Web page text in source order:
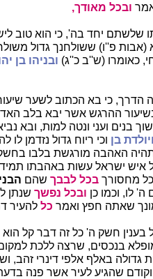
ובכל מאודך,
שלשתם יחד בה', כי הוא טוב
פ''ו) ששולחנך גדול
כאומרו (ש''ב כ''ג) ובניהו בן
הדרך, כי בא הכתוב לשער
ההרגש אשר יבא בלב
בנים ועני ונטה למות, ובא
בן וכי ריוח גדול נזדמן
ותהיה האהבה מורגשת בלבו
איש ישראל עשות באהבתו
כל מחסורך בכל לבבך שהם
ה' לו, וכמו כן ובכל נפשך שנתן
שאתה חפץ ואמר כל להעיר
בענין חשק ה' כל זה דבר קל
בנכסים, שרצה ללכת
גדולה באלף אלפי דינרי זהב,
וקודם שהגיע לעיר אשר פנה